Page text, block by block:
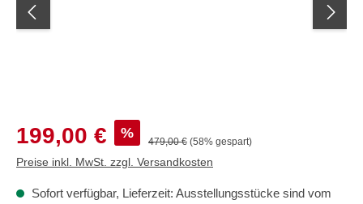
Verkaufspreis:
199,00 € %
Regulärer Preis:
479,00 € (58% gespart)
Preise inkl. MwSt. zzgl. Versandkosten
Sofort verfügbar, Lieferzeit: Ausstellungsstücke sind vom